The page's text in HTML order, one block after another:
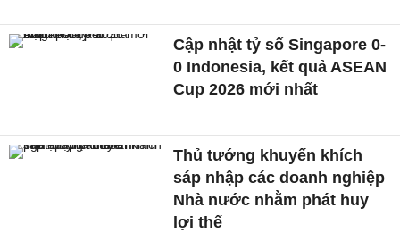
Cập nhật tỷ số Singapore 0-
0 Indonesia, kết quả ASEAN
Cup 2026 mới nhất
Thủ tướng khuyến khích
sáp nhập các doanh nghiệp
Nhà nước nhằm phát huy
lợi thế